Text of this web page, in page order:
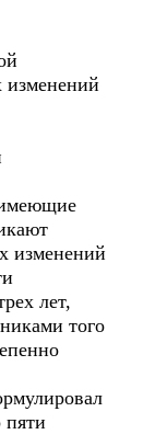
изменений
изменений
лет,
того